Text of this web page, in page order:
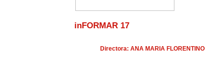
inFORMAR 17
Directora: ANA MARIA FLORENTINO